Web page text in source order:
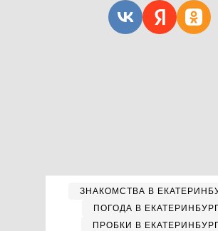
ЗНАКОМСТВА В
ПОГОДА В
ПРОБКИ В